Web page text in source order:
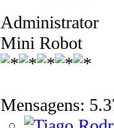
Administrator
Mini Robot
Mensagens: